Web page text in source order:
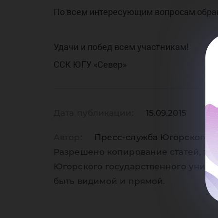
По всем интересующим вопросам
Удачи и побед всем участникам!
ССК ЮГУ «Север»
15.09.2015
Пресс-служба Югорского
Разрешено копирование статей,
Югорского государственного
быть видимой и прямой.